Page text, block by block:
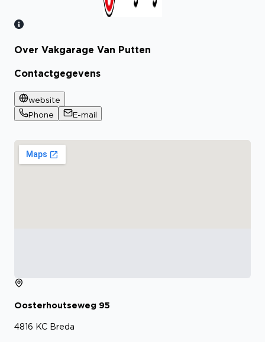
Bekijk certificaat
Over Vakgarage Van Putten
Contactgegevens
website
Phone
E-mail
Oosterhoutseweg 95
4816 KC Breda